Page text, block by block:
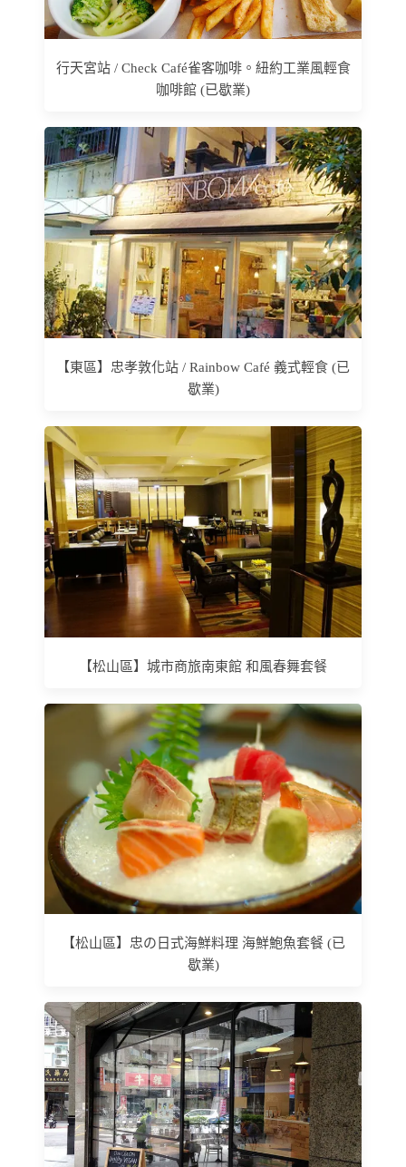
行天宮站 / Check Café雀客咖啡。紐約工業風輕食
咖啡館 (已歇業)
【東區】忠孝敦化站 / Rainbow Café 義式輕食 (已
歇業)
【松山區】城市商旅南東館 和風春舞套餐
【松山區】忠の日式海鮮料理 海鮮鮑魚套餐 (已
歇業)